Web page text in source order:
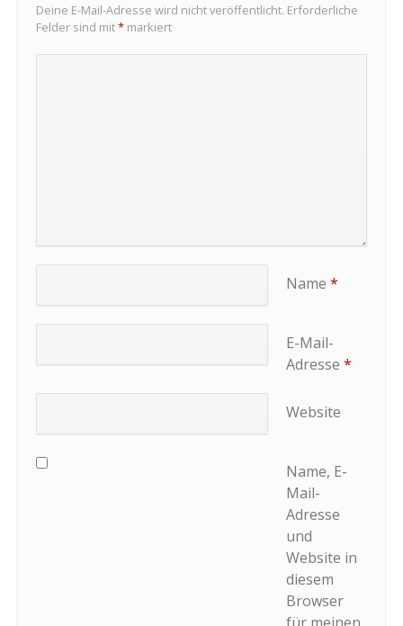
Deine E-Mail-Adresse wird nicht veröffentlicht. Erforderliche
Felder sind mit* markiert
Name *
E-Mail-
Adresse *
Website
Name, E-
Mail-
Adresse
und
Website in
diesem
Browser